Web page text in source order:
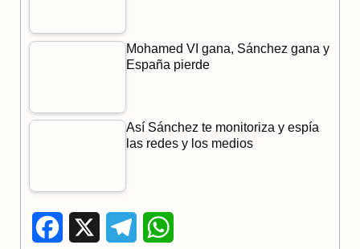
Mohamed VI gana, Sánchez gana y
España pierde
Así Sánchez te monitoriza y espía
las redes y los medios